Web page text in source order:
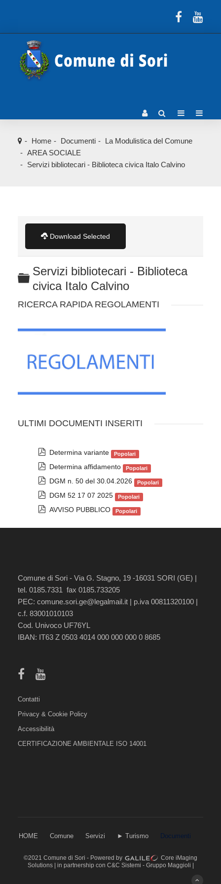
Home Documenti
La Modulistica del Comune
AREA SOCIALE
Servizi bibliotecari - Biblioteca civica Italo Calvino
Download Selected
C
a
r
l
l
Servizi bibliotecari - Biblioteca
civica Italo Calvino
RICERCA RAPIDA REGOLAMENTI
ULTIMI DOCUMENTI INSERITI
Determina variante Popolari
Determina affidamento Popolari
DGM n. 50 del 30.04.2026 Popolari
DGM 52 17 07 2025 Popolari
f
AVVISO PUBBLICO Popolari
Comune di Sori - Via G. Stagno, 19 -16031 SORI (GE) |
tel. 0185.7331 fax 0185.733205
PEC: comune.sori.ge@legalmail.it | p.iva 00811320100 |
c.f. 83001010103
Cod. Univoco UF76YL
IBAN: IT63 Z 0503 4014 000 000 000 0 8685
Contatti
Privacy & Cookie Policy
Accessibilità
CERTIFICAZIONE AMBIENTALE ISO 14001
HOME Comune Servizi ► Turismo Documenti
©2021 Comune di Sori - Powered by
Core iMaging
Solutions | in partnership con C&C Sistemi - Gruppo Maggioli |